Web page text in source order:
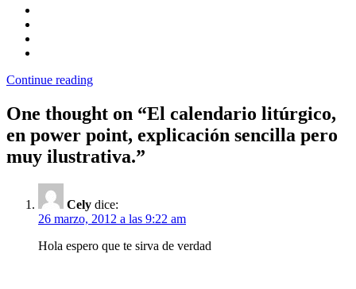
Continue reading
One thought on “El calendario litúrgico,
en power point, explicación sencilla pero
muy ilustrativa.”
Cely dice:
26 marzo, 2012 a las 9:22 am
Hola espero que te sirva de verdad